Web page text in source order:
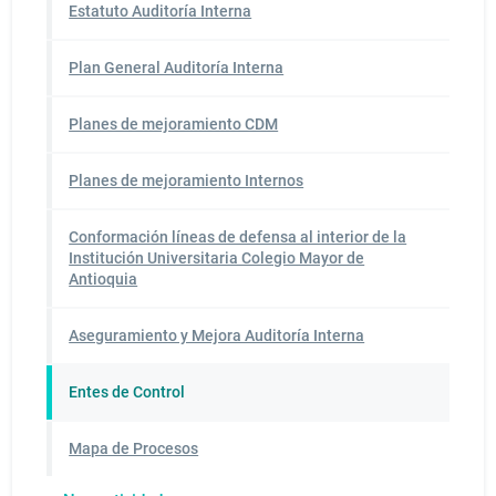
Estatuto Auditoría Interna
Plan General Auditoría Interna
Planes de mejoramiento CDM
Planes de mejoramiento Internos
Conformación líneas de defensa al interior de la
Institución Universitaria Colegio Mayor de
Antioquia
Aseguramiento y Mejora Auditoría Interna
Entes de Control
Mapa de Procesos